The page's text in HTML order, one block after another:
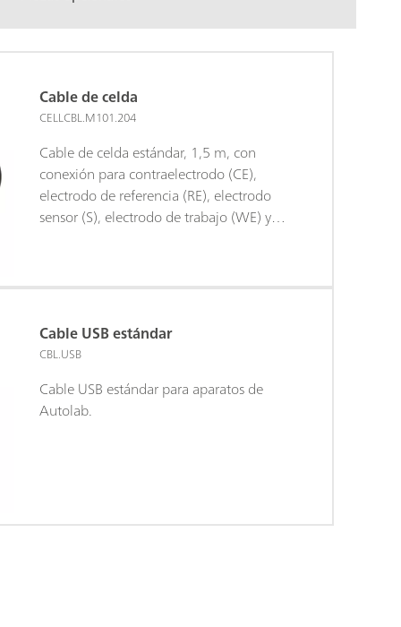
Cable de celda
CELLCBL.M101.204
Cable de celda estándar, 1,5 m, con
conexión para contraelectrodo (CE),
electrodo de referencia (RE), electrodo
sensor (S), electrodo de trabajo (WE) y
Cable USB estándar
CBL.USB
Cable USB estándar para aparatos de
Autolab.